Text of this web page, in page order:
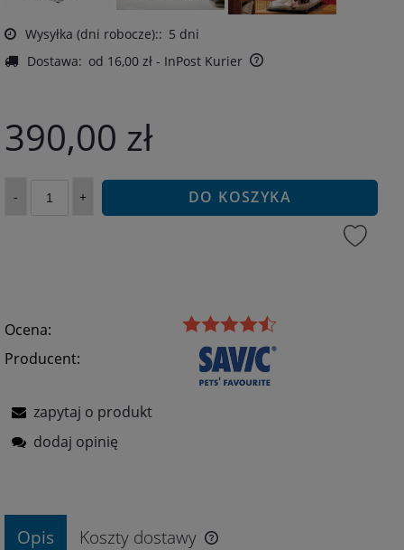
Wysyłka (dni robocze):: 5 dni
Dostawa: od 16,00 zł - InPost Kurier
390,00 zł
- + DO KOSZYKA
Ocena:
Producent:
zapytaj o produkt
dodaj opinię
Opis
Koszty dostawy